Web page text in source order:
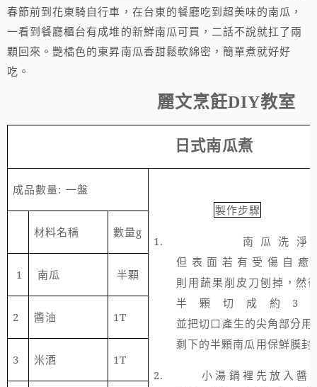
春節前到花東騎自行車，在台東的餐廳吃到超美味的南瓜，
一看到餐廳櫃台有成堆的新鮮南瓜可買，二話不說就扛了兩
顆回來。艷橘色的東昇南瓜香甜鬆軟綿密，簡單煮就好好
吃。
麗文烹飪DIY教室
日式南瓜煮
成品數量: 一盤
製作步驟
1.
南瓜洗淨
但表面若有受傷自癒
則用蔬果削皮刀刨掉，然
半顆切成約 3
並把切口產生的尖角部分
剩下的半顆南瓜用保鮮膜
2.
小湯鍋裡先放入醬
材料名稱 數量g
1 南瓜 半顆
2 醬油 1T
3 米酒 1T